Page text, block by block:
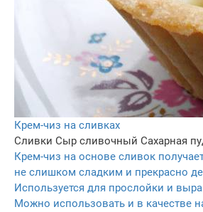
Крем-чиз на сливках
Сливки Сыр сливочный Сахарная
Крем-чиз на основе сливок
не слишком сладким и прекрасно
Используется для прослойки и
Можно использовать и в качестве